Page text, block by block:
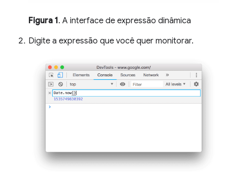
Figura 1. A interface de expressão dinâmica
Digite a expressão que você quer monitorar.